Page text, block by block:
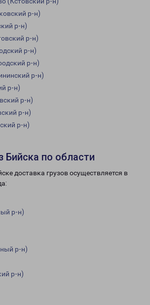
р-н)
р-н)
р-н)
р-н)
р-н)
р-н)
р-н)
р-н)
р-н)
р-н)
Бийска по области
доставка грузов осуществляется в
р-н)
р-н)
р-н)